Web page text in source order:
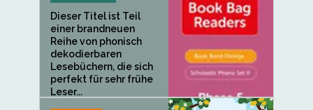
Dieser Titel ist Teil
einer brandneuen
Reihe von phonisch
dekodierbaren
Lesebüchern, die sich
perfekt für sehr frühe
Leser...